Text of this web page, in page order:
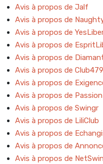
Avis à propos de Jalf
Avis à propos de
Avis à propos de
Avis à propos de
Avis à propos de
Avis à propos de Club479
Avis à propos de
Avis à propos de
Avis à propos de Swingr
Avis à propos de LiliClub
Avis à propos de
Avis à propos de
Avis à propos de